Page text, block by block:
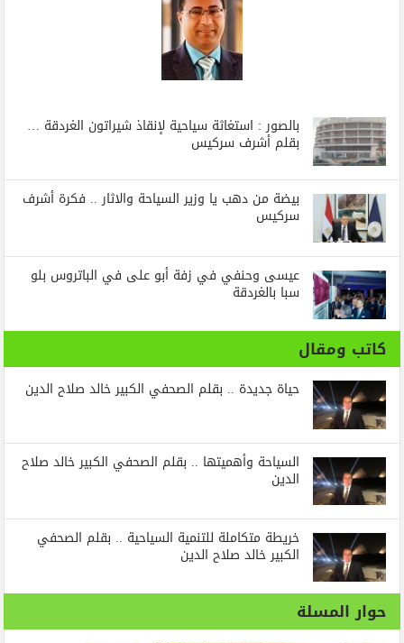
بالصور : استغاثة سياحية لإنقاذ شيراتون الغردقة …
بقلم أشرف سركيس
بيضة من دهب يا وزير السياحة والاثار .. فكرة أشرف
سركيس
عيسى وحنفي في زفة أبو على في الباتروس بلو
سبا بالغردقة
كاتب ومقال
حياة جديدة .. بقلم الصحفي الكبير خالد صلاح الدين
السياحة وأهميتها .. بقلم الصحفي الكبير خالد صلاح
الدين
خريطة متكاملة للتنمية السياحية .. بقلم الصحفي
الكبير خالد صلاح الدين
حوار المسلة